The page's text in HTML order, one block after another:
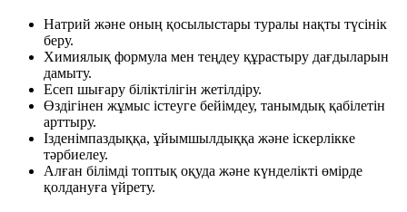
Натрий және оның қосылыстары туралы нақты түсінік
беру.
Химиялық формула мен теңдеу құрастыру дағдыларын
дамыту.
Есеп шығару біліктілігін жетілдіру.
Өздігінен жұмыс істеуге бейімдеу, танымдық қабілетін
арттыру.
Ізденімпаздыққа, ұйымшылдыққа және іскерлікке
тәрбиелеу.
Алған білімді топтық оқуда және күнделікті өмірде
қолдануға үйрету.